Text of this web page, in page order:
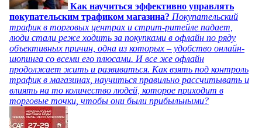
Как научиться эффективно управлять
покупательским трафиком магазина? Покупательский
трафик в торговых центрах и стрит-ритейле падает,
люди стали реже ходить за покупками в офлайн по ряду
объективных причин, одна из которых – удобство онлайн-
шопинга со всеми его плюсами. И все же офлайн
продолжает жить и развиваться. Как взять под контроль
трафик в магазинах, научиться правильно рассчитывать и
влиять на то количество людей, которое приходит в
торговые точки, чтобы они были прибыльными?